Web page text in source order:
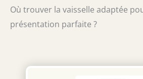
Où trouver la vaisselle adaptée
présentation parfaite ?